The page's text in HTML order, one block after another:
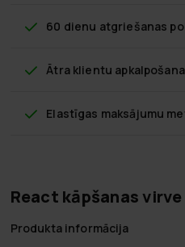
60 dienu atgriešanas
Ātra klientu apkalpošana
Elastīgas maksājumu
React kāpšanas
Produkta informācija